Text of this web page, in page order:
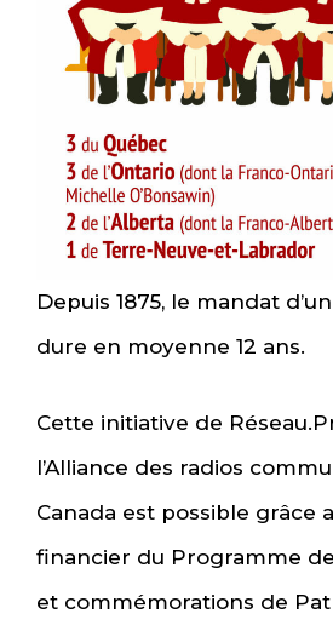
Depuis 1875, le mandat
dure en moyenne 12 ans.
Cette initiative de
l’Alliance des radios
Canada est possible grâce
financier du Programme
et commémorations de